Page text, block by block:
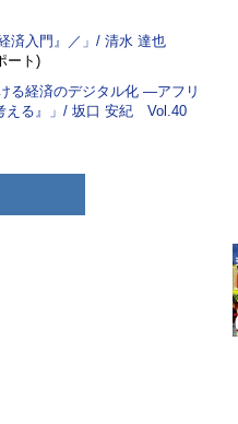
済入門』／」/ 清水 達也
ート)
る経済のデジタル化 ―アフリ
える』」/ 坂口 安紀 Vol.40